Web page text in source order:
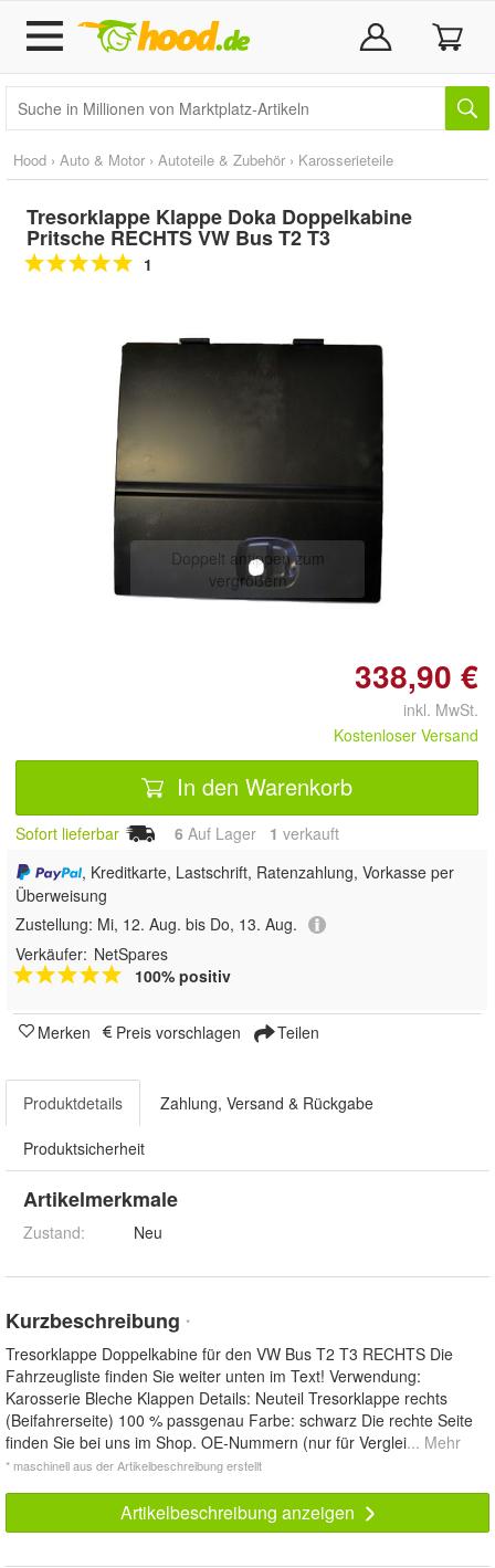
Hood › Auto & Motor › Autoteile & Zubehör › Karosserieteile
Tresorklappe Klappe Doka Doppelkabine
Pritsche RECHTS VW Bus T2 T3
1
Doppelt antippen zum
vergrößern
338,90 €
inkl. MwSt.
Kostenloser Versand
In den Warenkorb
Sofort lieferbar 6 Auf Lager 1 verkauft
, Kreditkarte, Lastschrift, Ratenzahlung, Vorkasse per
Überweisung
Zustellung: Mi, 12. Aug. bis Do, 13. Aug.
Verkäufer: NetSpares
100% positiv
Merken Preis vorschlagen Teilen
Produktdetails Zahlung, Versand & Rückgabe
Produktsicherheit
Artikelmerkmale
Zustand: Neu
Kurzbeschreibung *
Tresorklappe Doppelkabine für den VW Bus T2 T3 RECHTS Die
Fahrzeugliste finden Sie weiter unten im Text! Verwendung:
Karosserie Bleche Klappen Details: Neuteil Tresorklappe rechts
(Beifahrerseite) 100 % passgenau Farbe: schwarz Die rechte Seite
finden Sie bei uns im Shop. OE-Nummern (nur für Verglei... Mehr
* maschinell aus der Artikelbeschreibung erstellt
Artikelbeschreibung anzeigen